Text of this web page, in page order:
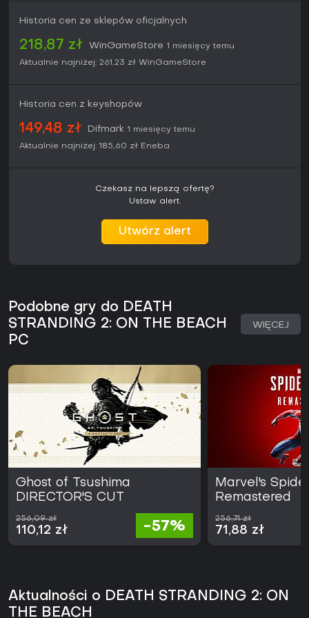
klawiatury z custom keybinds oraz integrację z kontrolerem
DualSense - haptic feedback i adaptive triggers symulują
ciężar ładunku oraz napięcie walki.
Historia cen ze sklepów oficjalnych
218,87 zł WinGameStore 1 miesięcy temu
Aktualnie najniżej: 261,23 zł WinGameStore
Historia cen z keyshopów
149,48 zł Difmark 1 miesięcy temu
Aktualnie najniżej: 185,60 zł Eneba
Czekasz na lepszą ofertę?
Ustaw alert.
Utwórz alert
Podobne gry do DEATH
STRANDING 2: ON THE BEACH
PC
WIĘCEJ
Ghost of Tsushima
DIRECTOR'S CUT
256,09 zł
110,12 zł -57%
Marvel's
Remastered
256,71 zł
71,88 zł
Aktualności o DEATH STRANDING 2: ON
THE BEACH